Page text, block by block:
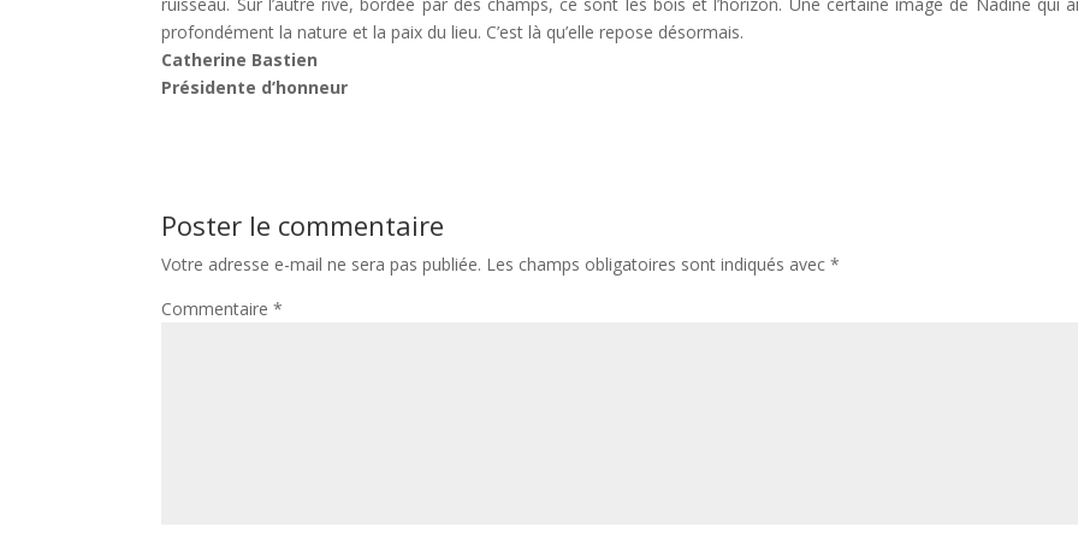
profondément la nature et la paix du lieu. C’est là qu’elle repose désormais.
Catherine Bastien
Présidente d’honneur
Poster le commentaire
Votre adresse e-mail ne sera pas publiée. Les champs obligatoires sont indiqués avec*
Commentaire*